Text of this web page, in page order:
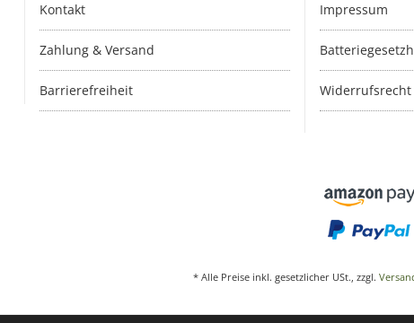
Kontakt
Zahlung & Versand
Barrierefreiheit
Impressum
Widerrufsrecht
* Alle Preise inkl. gesetzlicher USt., zzgl.